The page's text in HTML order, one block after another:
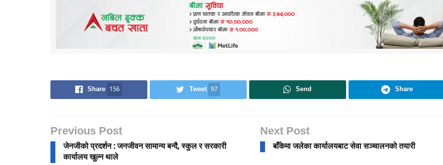
Share 156 Tweet 97 Send Share
Previous Post
जेनजीको प्रदर्शन : जनजीवन सामान्य बन्दै, स्कुल र सरकारी
कार्यालय खुल्न थाले
Next Post
बाँकेमा जलेका कार्यालयबाट सेवा सञ्चालनको तयारी